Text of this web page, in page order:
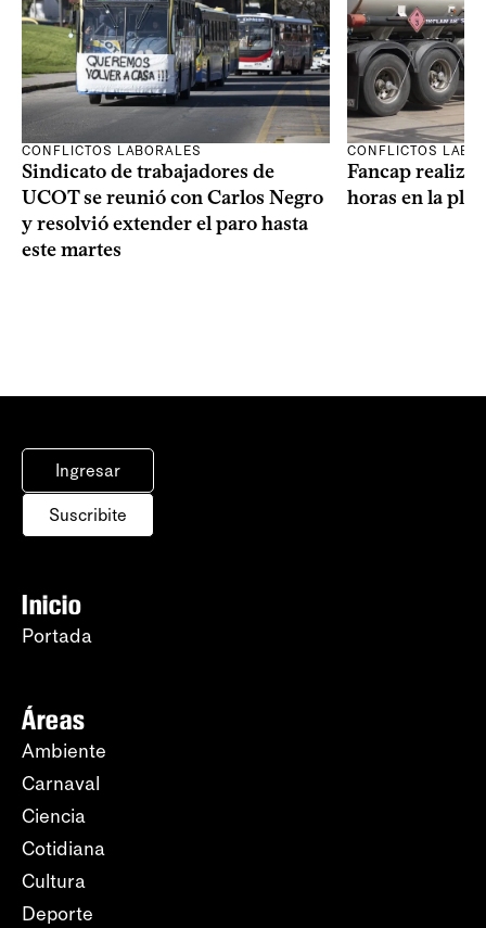
CONFLICTOS LABORALES
Sindicato de trabajadores de
UCOT se reunió con Carlos Negro
y resolvió extender el paro hasta
este martes
CONFLICTOS
Fancap
horas en la
Ingresar
Suscribite
Inicio
Portada
Áreas
Ambiente
Carnaval
Ciencia
Cotidiana
Cultura
Deporte